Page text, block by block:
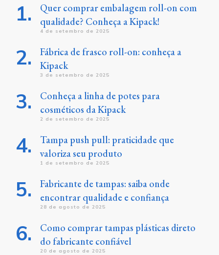
Quer comprar embalagem roll-on com
qualidade? Conheça a Kipack!
4 de setembro de 2025
Fábrica de frasco roll-on: conheça a
Kipack
3 de setembro de 2025
Conheça a linha de potes para
cosméticos da Kipack
2 de setembro de 2025
Tampa push pull: praticidade que
valoriza seu produto
1 de setembro de 2025
Fabricante de tampas: saiba onde
encontrar qualidade e confiança
28 de agosto de 2025
Como comprar tampas plásticas direto
do fabricante confiável
20 de agosto de 2025